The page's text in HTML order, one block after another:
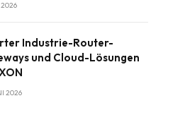
Industrie-Router-
und Cloud-Lösungen
2026